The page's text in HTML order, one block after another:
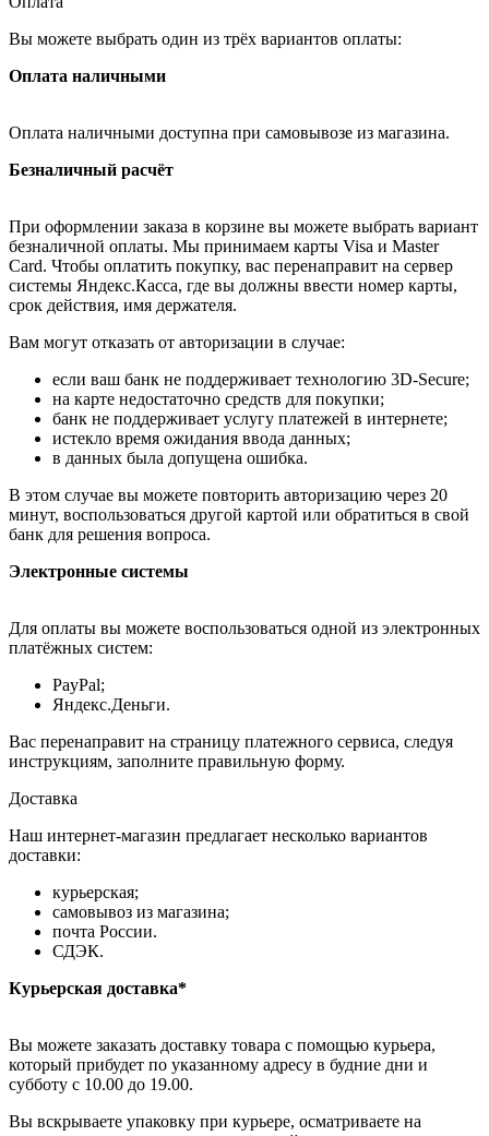
Вы можете выбрать один из трёх вариантов оплаты:
Оплата наличными
Оплата наличными доступна при самовывозе из магазина.
Безналичный расчёт
При оформлении заказа в корзине вы можете выбрать вариант
безналичной оплаты. Мы принимаем карты Visa и Master
Card. Чтобы оплатить покупку, вас перенаправит на сервер
системы Яндекс.Касса, где вы должны ввести номер карты,
срок действия, имя держателя.
Вам могут отказать от авторизации в случае:
если ваш банк не поддерживает технологию 3D-Secure;
на карте недостаточно средств для покупки;
банк не поддерживает услугу платежей в интернете;
истекло время ожидания ввода данных;
в данных была допущена ошибка.
В этом случае вы можете повторить авторизацию через 20
минут, воспользоваться другой картой или обратиться в свой
банк для решения вопроса.
Электронные системы
Для оплаты вы можете воспользоваться одной из электронных
платёжных систем:
PayPal;
Яндекс.Деньги.
Вас перенаправит на страницу платежного сервиса, следуя
инструкциям, заполните правильную форму.
Доставка
Наш интернет-магазин предлагает несколько вариантов
доставки:
курьерская;
самовывоз из магазина;
почта России.
СДЭК.
Курьерская доставка*
Вы можете заказать доставку товара с помощью курьера,
который прибудет по указанному адресу в будние дни и
субботу с 10.00 до 19.00.
Вы вскрываете упаковку при курьере, осматриваете на